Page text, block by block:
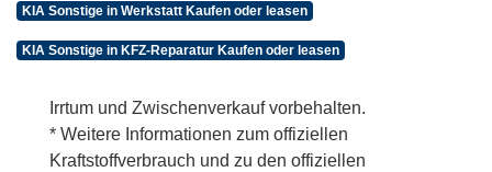
KIA Sonstige in Werkstatt Kaufen oder leasen
KIA Sonstige in KFZ-Reparatur Kaufen oder leasen
Irrtum und Zwischenverkauf vorbehalten.
* Weitere Informationen zum offiziellen
Kraftstoffverbrauch und zu den offiziellen